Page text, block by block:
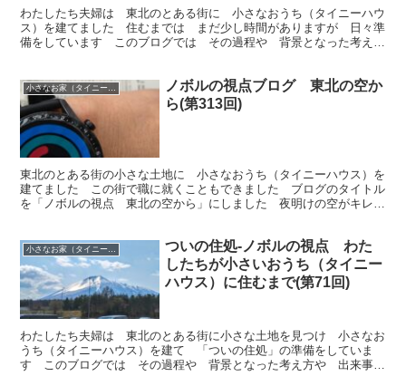
わたしたち夫婦は 東北のとある街に 小さなおうち（タイニーハウ
ス）を建てました 住むまでは まだ少し時間がありますが 日々準
備をしています このブログでは その過程や 背景となった考え方
小さなお家（タイニーハウス）で暮らす
ノボルの視点ブログ 東北の空か
ら(第313回)
東北のとある街の小さな土地に 小さなおうち（タイニーハウス）を
建てました この街で職に就くこともできました ブログのタイトル
を「ノボルの視点 東北の空から」にしました 夜明けの空がキレイ
小さなお家（タイニーハウス）で暮らす
ついの住処-ノボルの視点 わた
したちが小さいおうち（タイニー
ハウス）に住むまで(第71回)
わたしたち夫婦は 東北のとある街に小さな土地を見つけ 小さなお
うち（タイニーハウス）を建て 「ついの住処」の準備をしていま
す このブログでは その過程や 背景となった考え方や 出来事な